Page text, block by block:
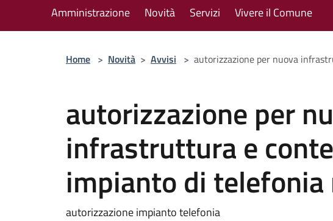
Amministrazione Novità Servizi Vivere il Comune
Home > Novità > Avvisi > autorizzazione per nuova
autorizzazione per
infrastruttura e
impianto di
autorizzazione impianto telefonia